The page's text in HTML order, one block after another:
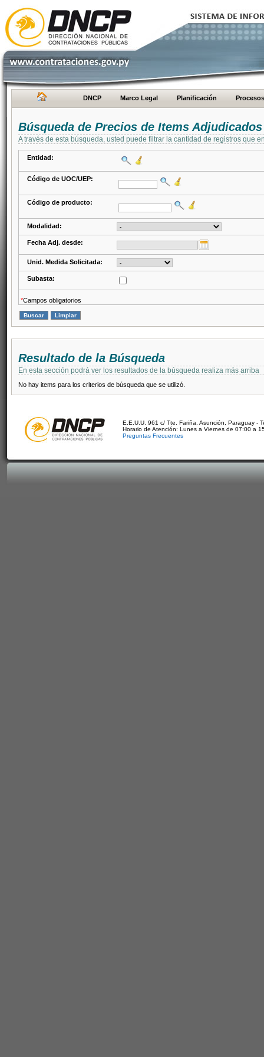
DNCP Marco Legal Planificación Procesos
Búsqueda de Precios de Items Adjudicados
A través de esta búsqueda, usted puede filtrar la cantidad de registros que
Entidad:
Código de UOC/UEP:
Código de producto:
Modalidad:
Fecha Adj. desde:
Unid. Medida Solicitada:
Subasta:
*Campos obligatorios
Resultado de la Búsqueda
En esta sección podrá ver los resultados de la búsqueda realiza más arriba
No hay items para los criterios de búsqueda que se utilizó.
E.E.U.U. 961 c/ Tte. Fariña. Asunción, Paraguay -
Horario de Atención: Lunes a Viernes de 07:00 a
Preguntas Frecuentes